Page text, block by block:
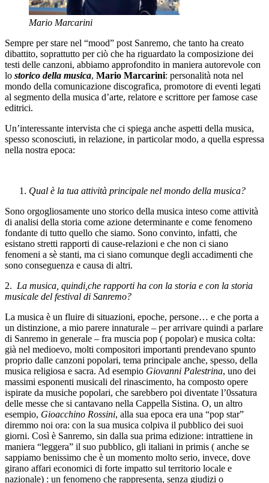
Mario Marcarini
Sempre per stare nel “mood” post Sanremo, che tanto ha creato
dibattito, soprattutto per ciò che ha riguardato la composizione dei
testi delle canzoni, abbiamo approfondito in maniera autorevole con
lo storico della musica, Mario Marcarini: personalità nota nel
mondo della comunicazione discografica, promotore di eventi legati
al segmento della musica d’arte, relatore e scrittore per famose case
editrici.
Un’interessante intervista che ci spiega anche aspetti della musica,
spesso sconosciuti, in relazione, in particolar modo, a quella espressa
nella nostra epoca:
Qual è la tua attività principale nel mondo della musica?
Sono orgogliosamente uno storico della musica inteso come attività
di analisi della storia come azione determinante e come fenomeno
fondante di tutto quello che siamo. Sono convinto, infatti, che
esistano stretti rapporti di cause-relazioni e che non ci siano
fenomeni a sè stanti, ma ci siano comunque degli accadimenti che
sono conseguenza e causa di altri.
2. La musica, quindi,che rapporti ha con la storia e con la storia
musicale del festival di Sanremo?
La musica è un fluire di situazioni, epoche, persone… e che porta a
un distinzione, a mio parere innaturale – per arrivare quindi a parlare
di Sanremo in generale – fra muscia pop ( popolar) e musica colta:
già nel medioevo, molti compositori importanti prendevano spunto
proprio dalle canzoni popolari, tema principale anche, spesso, della
musica religiosa e sacra. Ad esempio Giovanni Palestrina, uno dei
massimi esponenti musicali del rinascimento, ha composto opere
ispirate da musiche popolari, che sarebbero poi diventate l’0ssatura
delle messe che si cantavano nella Cappella Sistina. O, un altro
esempio, Gioacchino Rossini, alla sua epoca era una “pop star”
diremmo noi ora: con la sua musica colpiva il pubblico dei suoi
giorni. Così è Sanremo, sin dalla sua prima edizione: intrattiene in
maniera “leggera” il suo pubblico, gli italiani in primis ( anche se
sappiamo benissimo che è un momento molto serio, invece, dove
girano affari economici di forte impatto sul territorio locale e
nazionale) : un fenomeno che rappresenta, senza giudizi o